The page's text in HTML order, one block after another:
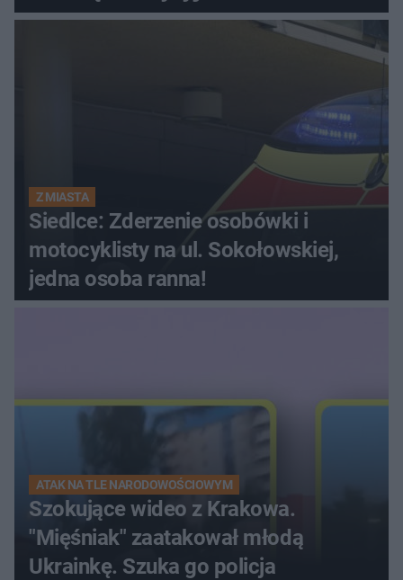
Z MIASTA
Siedlce: Zderzenie osobówki i
motocyklisty na ul. Sokołowskiej,
jedna osoba ranna!
ATAK NA TLE NARODOWOŚCIOWYM
Szokujące wideo z Krakowa.
"Mięśniak" zaatakował młodą
Ukrainkę. Szuka go policja